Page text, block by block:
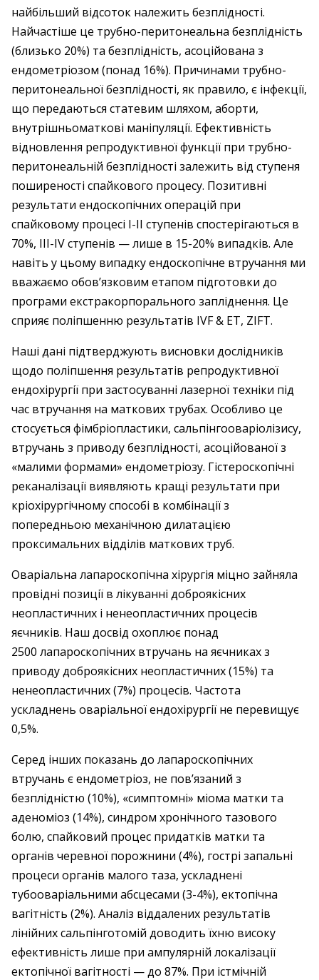
найбільший відсоток належить безплідності.
Найчастіше це трубно-перитонеальна безплідність
(близько 20%) та безплідність, асоційована з
ендометріозом (понад 16%). Причинами трубно-
перитонеальної безплідності, як правило, є інфекції,
що передаються статевим шляхом, аборти,
внутрішньоматкові маніпуляції. Ефективність
відновлення репродуктивної функції при трубно-
перитонеальній безплідності залежить від ступеня
поширеності спайкового процесу. Позитивні
результати ендоскопічних операцій при
спайковому процесі І-ІІ ступенів спостерігаються в
70%, ІІІ-IV ступенів — лише в 15-20% випадків. Але
навіть у цьому випадку ендоскопічне втручання ми
вважаємо обов’язковим етапом підготовки до
програми екстракорпорального запліднення. Це
сприяє поліпшенню результатів IVF & ET, ZIFT.
Наші дані підтверджують висновки дослідників
щодо поліпшення результатів репродуктивної
ендохірургії при застосуванні лазерної техніки під
час втручання на маткових трубах. Особливо це
стосується фімбріопластики, сальпінгооваріолізису,
втручань з приводу безплідності, асоційованої з
«малими формами» ендометріозу. Гістероскопічні
реканалізації виявляють кращі результати при
кріохірургічному способі в комбінації з
попередньою механічною дилатацією
проксимальних відділів маткових труб.
Оваріальна лапароскопічна хірургія міцно зайняла
провідні позиції в лікуванні доброякісних
неопластичних і ненеопластичних процесів
яєчників. Наш досвід охоплює понад
2500 лапароскопічних втручань на яєчниках з
приводу доброякісних неопластичних (15%) та
ненеопластичних (7%) процесів. Частота
ускладнень оваріальної ендохірургії не перевищує
0,5%.
Серед інших показань до лапароскопічних
втручань є ендометріоз, не пов’язаний з
безплідністю (10%), «симптомні» міома матки та
аденоміоз (14%), синдром хронічного тазового
болю, спайковий процес придатків матки та
органів черевної порожнини (4%), гострі запальні
процеси органів малого таза, ускладнені
тубооваріальними абсцесами (3-4%), ектопічна
вагітність (2%). Аналіз віддалених результатів
лінійних сальпінготомій доводить їхню високу
ефективність лише при ампулярній локалізації
ектопічної вагітності — до 87%. При істмічній